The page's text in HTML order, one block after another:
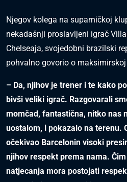
Njegov kolega na suparničkoj
nekadašnji proslavljeni igrač
Chelseaja, svojedobni brazilski
pohvalno govorio o
– Da, njihov je trener i te kako
bivši veliki igrač. Razgovarali
momčad, fantastična, nitko nas
uostalom, i pokazalo na terenu.
očekivao Barcelonin visoki
njihov respekt prema nama.
natjecanja mora postojati